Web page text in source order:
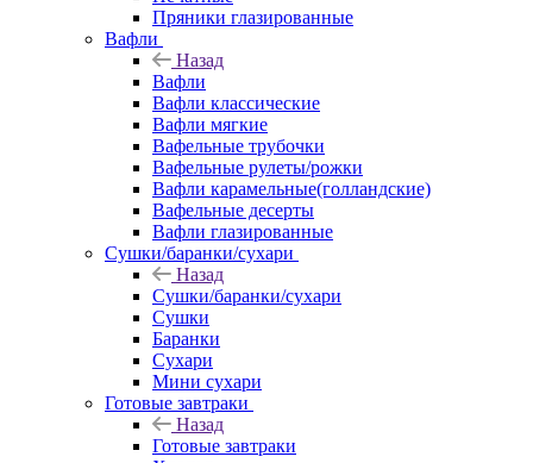
Пряники глазированные
Вафли
Назад
Вафли
Вафли классические
Вафли мягкие
Вафельные трубочки
Вафельные рулеты/рожки
Вафли карамельные(голландские)
Вафельные десерты
Вафли глазированные
Сушки/баранки/сухари
Назад
Сушки/баранки/сухари
Сушки
Баранки
Сухари
Мини сухари
Готовые завтраки
Назад
Готовые завтраки